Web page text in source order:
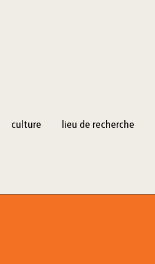
culture lieu de recherche